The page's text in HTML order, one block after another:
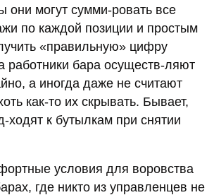
они могут сумми-ровать все
по каждой позиции и простым
«правильную» цифру
работники бара осуществ-ляют
а иногда даже не считают
как-то их скрывать. Бывает,
ходят к бутылкам при снятии
условия для воровства
где никто из управленцев не